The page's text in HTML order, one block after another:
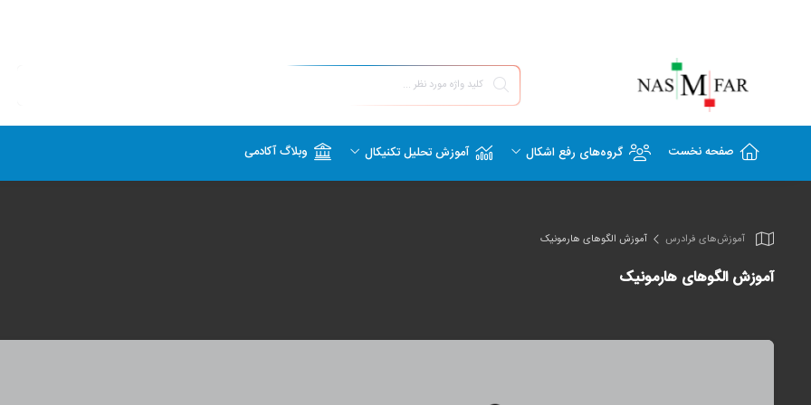
صفحه نخست گروه‌های رفع اشکال آموزش تحلیل تکنیکال وبلاگ آکادمی
آموزش‌های فرادرس آموزش الگوهای هارمونیک
آموزش الگوهای هارمونیک
نمایشگر